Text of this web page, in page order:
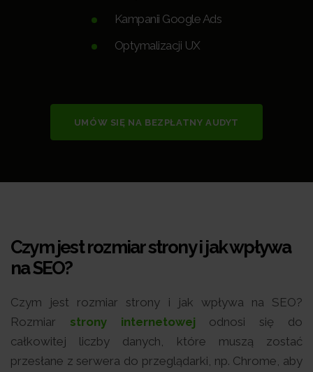
Kampanii Google Ads
Optymalizacji UX
UMÓW SIĘ NA BEZPŁATNY AUDYT
Czym jest rozmiar strony i jak wpływa
na SEO?
Czym jest rozmiar strony i jak wpływa na SEO?
Rozmiar strony internetowej odnosi się do
całkowitej liczby danych, które muszą zostać
przesłane z serwera do przeglądarki, np. Chrome, aby